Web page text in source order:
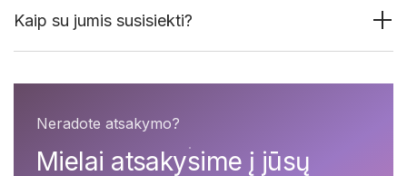
Kaip su jumis susisiekti?
Neradote atsakymo?
Mielai atsakysime į jūsų